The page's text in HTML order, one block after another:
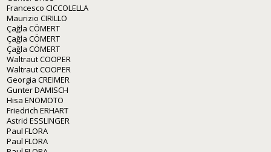
Francesco CICCOLELLA
Maurizio CIRILLO
Çağla CÖMERT
Çağla CÖMERT
Çağla CÖMERT
Waltraut COOPER
Waltraut COOPER
Georgia CREIMER
Gunter DAMISCH
Hisa ENOMOTO
Friedrich ERHART
Astrid ESSLINGER
Paul FLORA
Paul FLORA